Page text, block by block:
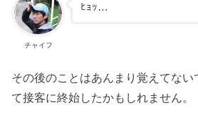
チャイフ
ﾋｮｯ…
その後のことはあんまり覚えてな
て接客に終始したかもしれません。